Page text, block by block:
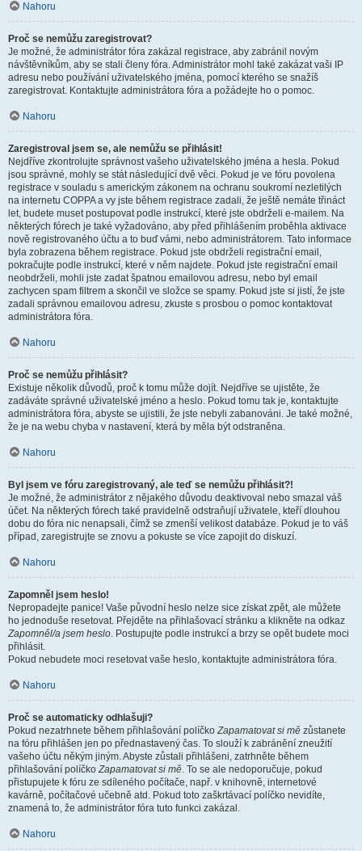
Nahoru
Proč se nemůžu zaregistrovat?
Je možné, že administrátor fóra zakázal registrace, aby zabránil novým
návštěvníkům, aby se stali členy fóra. Administrátor mohl také zakázat vaši IP
adresu nebo používání uživatelského jména, pomocí kterého se snažíš
zaregistrovat. Kontaktujte administrátora fóra a požádejte ho o pomoc.
Nahoru
Zaregistroval jsem se, ale nemůžu se přihlásit!
Nejdříve zkontrolujte správnost vašeho uživatelského jména a hesla. Pokud
jsou správné, mohly se stát následující dvě věci. Pokud je ve fóru povolena
registrace v souladu s americkým zákonem na ochranu soukromí nezletilých
na internetu COPPA a vy jste během registrace zadali, že ještě nemáte třináct
let, budete muset postupovat podle instrukcí, které jste obdrželi e-mailem. Na
některých fórech je také vyžadováno, aby před přihlášením proběhla aktivace
nově registrovaného účtu a to buď vámi, nebo administrátorem. Tato informace
byla zobrazena během registrace. Pokud jste obdrželi registrační email,
pokračujte podle instrukcí, které v něm najdete. Pokud jste registrační email
neobdrželi, mohli jste zadat špatnou emailovou adresu, nebo byl email
zachycen spam filtrem a skončil ve složce se spamy. Pokud jste si jistí, že jste
zadali správnou emailovou adresu, zkuste s prosbou o pomoc kontaktovat
administrátora fóra.
Nahoru
Proč se nemůžu přihlásit?
Existuje několik důvodů, proč k tomu může dojít. Nejdříve se ujistěte, že
zadáváte správné uživatelské jméno a heslo. Pokud tomu tak je, kontaktujte
administrátora fóra, abyste se ujistili, že jste nebyli zabanováni. Je také možné,
že je na webu chyba v nastavení, která by měla být odstraněna.
Nahoru
Byl jsem ve fóru zaregistrovaný, ale teď se nemůžu přihlásit?!
Je možné, že administrátor z nějakého důvodu deaktivoval nebo smazal váš
účet. Na některých fórech také pravidelně odstraňují uživatele, kteří dlouhou
dobu do fóra nic nenapsali, čímž se zmenší velikost databáze. Pokud je to váš
případ, zaregistrujte se znovu a pokuste se více zapojit do diskuzí.
Nahoru
Zapomněl jsem heslo!
Nepropadejte panice! Vaše původní heslo nelze sice získat zpět, ale můžete
ho jednoduše resetovat. Přejděte na přihlašovací stránku a klikněte na odkaz
Zapomněl/a jsem heslo. Postupujte podle instrukcí a brzy se opět budete moci
přihlásit.
Pokud nebudete moci resetovat vaše heslo, kontaktujte administrátora fóra.
Nahoru
Proč se automaticky odhlašuji?
Pokud nezatrhnete během přihlašování políčkoZapamatovat si mě zůstanete
na fóru přihlášen jen po přednastavený čas. To slouží k zabránění zneužití
vašeho účtu někým jiným. Abyste zůstali přihlášeni, zatrhněte během
přihlašování políčkoZapamatovat si mě. To se ale nedoporučuje, pokud
přistupujete k fóru ze sdíleného počítače, např. v knihovně, internetové
kavárně, počítačové učebně atd. Pokud toto zaškrtávací políčko nevidíte,
znamená to, že administrátor fóra tuto funkci zakázal.
Nahoru